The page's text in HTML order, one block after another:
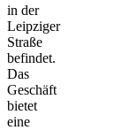
in der
Leipziger
Straße
befindet.
Das
Geschäft
bietet
eine